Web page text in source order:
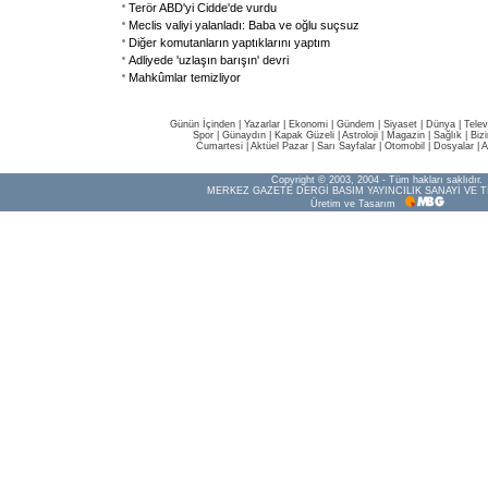
Terör ABD'yi Cidde'de vurdu
Meclis valiyi yalanladı: Baba ve oğlu suçsuz
Diğer komutanların yaptıklarını yaptım
Adliyede 'uzlaşın barışın' devri
Mahkûmlar temizliyor
Günün İçinden Yazarlar Ekonomi Gündem Siyaset Dünya |
Spor
Günaydın Kapak Güzeli Astroloji Magazin Sağlık
Cumartesi| Aktüel Pazar| Sarı Sayfalar| Otomobil Dosyalar|
Copyright © 2003, 2004 - Tüm hakları saklıdır.
MERKEZ GAZETE DERGİ BASIM YAYINCILIK SANAYİ VE
Üretim ve Tasarım